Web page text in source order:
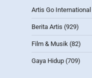
Artis Go International
Berita Artis (929)
Film & Musik (82)
Gaya Hidup (709)